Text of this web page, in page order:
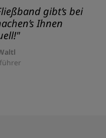
gibt’s bei
Ihnen